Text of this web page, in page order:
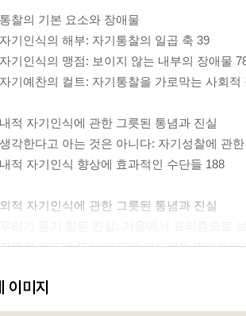
찰의 기본 요소와 장애물
기인식의 해부: 자기통찰의 일곱 축 39
기인식의 맹점: 보이지 않는 내부의 장애물
기예찬의 컬트: 자기통찰을 가로막는 사회적
적 자기인식에 관한 그릇된 통념과 진실
각한다고 아는 것은 아니다: 자기성찰에 관
적 자기인식 향상에 효과적인 수단들 188
적 자기인식에 관한 그릇된 통념과 진실
북한 피드백 또는 의외의 피드백을 받아들
단 자기인식
기인식이 뛰어난 팀과 조직을 만드는 리더들
이미지